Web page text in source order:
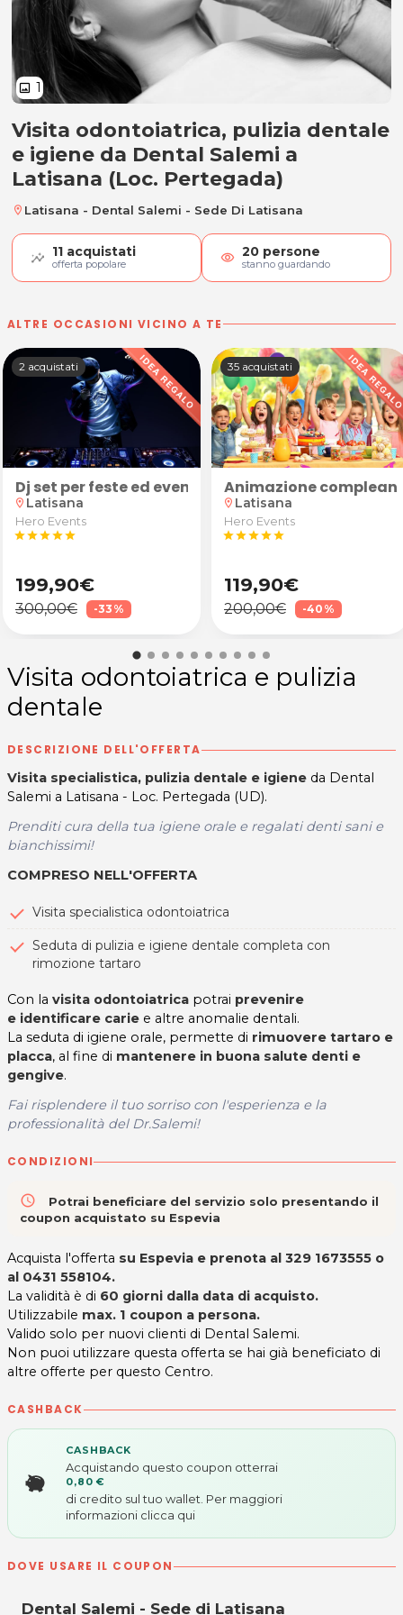
image 1
Visita odontoiatrica e pulizia
Visita odontoiatrica, pulizia dentale
e igiene da Dental Salemi a
Latisana (Loc. Pertegada)
location_on Latisana - Dental Salemi - Sede Di Latisana
11 acquistati
offerta popolare visibility 20 persone
stanno guardando
ALTRE OCCASIONI VICINO A TE
e drenante
2 acquistati
Dj set per feste ed eventi
location_on Latisana
Hero Events
starstarstarstarstar
199,90€
300,00€ -33%
35 acquistati
Animazione
location_on Latisana
Hero Events
starstarstarstarstar
119,90€
200,00€ -40%
Visita odontoiatrica e pulizia
dentale
DESCRIZIONE DELL'OFFERTA
Visita specialistica, pulizia dentale e igiene da Dental
Salemi a Latisana - Loc. Pertegada (UD).
Prenditi cura della tua igiene orale e regalati denti sani e
bianchissimi!
COMPRESO NELL'OFFERTA
Visita specialistica odontoiatrica
Seduta di pulizia e igiene dentale completa con
rimozione tartaro
Con la visita odontoiatrica potrai prevenire
e identificare carie e altre anomalie dentali.
La seduta di igiene orale, permette di rimuovere tartaro e
placca, al fine di mantenere in buona salute denti e
gengive.
Fai risplendere il tuo sorriso con l'esperienza e la
professionalità del Dr.Salemi!
CONDIZIONI
access_time
Potrai beneficiare del servizio solo presentando il
coupon acquistato su Espevia
Acquista l'offerta su Espevia e prenota al 329 1673555 o
al 0431 558104.
La validità è di 60 giorni dalla data di acquisto.
Utilizzabile max. 1 coupon a persona.
Valido solo per nuovi clienti di Dental Salemi.
Non puoi utilizzare questa offerta se hai già beneficiato di
altre offerte per questo Centro.
CASHBACK
CASHBACK
Acquistando questo coupon otterrai
0,80 €
di credito sul tuo wallet. Per maggiori
informazioni clicca qui
DOVE USARE IL COUPON
Dental Salemi - Sede di Latisana